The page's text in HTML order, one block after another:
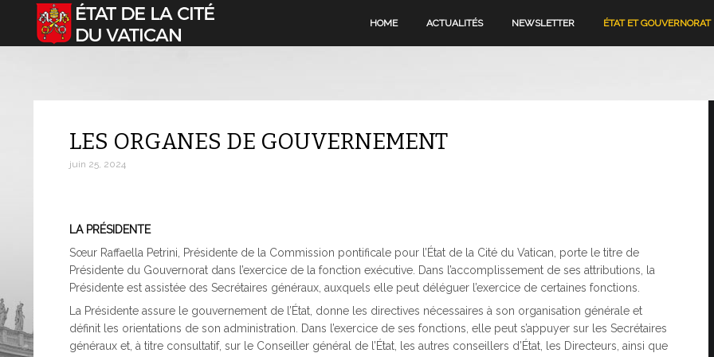
Sélectionnez votre langue HOME ACTUALITÉS NEWSLETTER ÉTAT ET GOUVERNORAT
LES ORGANES DE GOUVERNEMENT
juin 25, 2024
LA PRÉSIDENTE
Sœur Raffaella Petrini, Présidente de la Commission pontificale pour l’État de la Cité du Vatican, porte le titre de
Présidente du Gouvernorat dans l’exercice de la fonction exécutive. Dans l’accomplissement de ses attributions, la
Présidente est assistée des Secrétaires généraux, auxquels elle peut déléguer l’exercice de certaines fonctions.
La Présidente assure le gouvernement de l’État, donne les directives nécessaires à son organisation générale et
définit les orientations de son administration. Dans l’exercice de ses fonctions, elle peut s’appuyer sur les Secrétaires
généraux et, à titre consultatif, sur le Conseiller général de l’État, les autres conseillers d’État, les Directeurs, ainsi que